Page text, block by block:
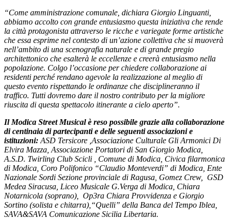
“Come amministrazione comunale, dichiara Giorgio Linguanti,
abbiamo accolto con grande entusiasmo questa iniziativa che rende
la città protagonista attraverso le ricche e variegate forme artistiche
che essa esprime nel contesto di un’azione collettiva che si muoverà
nell’ambito di una scenografia naturale e di grande pregio
architettonico che esalterà le eccellenze e creerà entusiasmo nella
popolazione. Colgo l’occasione per chiedere collaborazione ai
residenti perché rendano agevole la realizzazione al meglio di
questo evento rispettando le ordinanze che disciplineranno il
traffico. Tutti dovremo dare il nostro contributo per la migliore
riuscita di questa spettacolo itinerante a cielo aperto”.
Il Modica Street Musical è reso possibile grazie alla collaborazione
di centinaia di partecipanti e delle seguenti associazioni e
istituzioni: ASD Tersicore ,Associazione Culturale Gli Armonici Di
Elvira Mazza, Associazione Portatori di San Giorgio Modica,
A.S.D. Twirling Club Scicli , Comune di Modica, Civica filarmonica
di Modica, Coro Polifonico “Claudio Monteverdi” di Modica, Ente
Nazionale Sordi Sezione provinciale di Ragusa, Gomez Crew,
GSD
Medea Siracusa, Liceo Musicale G.Verga di Modica, Chiara
Notarnicola (soprano), Op3ra Chiara Provvidenza e Giorgio
Sortino (solista e chitarra),“Quelli” della Banca del Tempo Iblea,
SAVA&SAVA Comunicazione Sicilia Libertaria.